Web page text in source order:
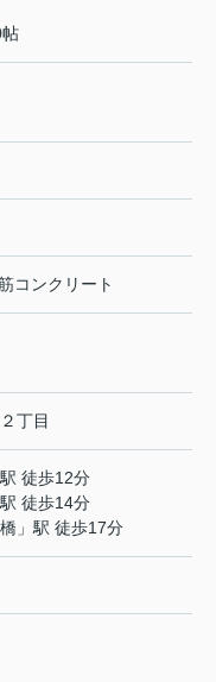
コンクリート
２丁目
駅 徒歩12分
駅 徒歩14分
」駅 徒歩17分